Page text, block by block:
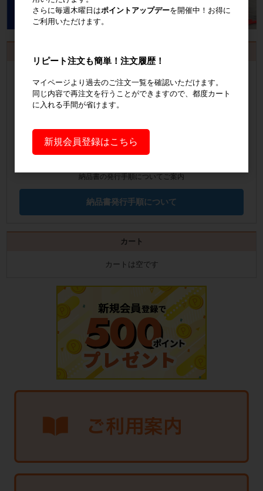
会員登録はこちら
見積書発行手順について
納品書の発行手順についてご案内
納品書発行手順について
カート
カートは空です
さらに毎週木曜日はポイントアップデーを開催中！お得に
ご利用いただけます。
リピート注文も簡単！注文履歴！
マイページより過去のご注文一覧を確認いただけます。
同じ内容で再注文を行うことができますので、都度カート
に入れる手間が省けます。
新規会員登録はこちら